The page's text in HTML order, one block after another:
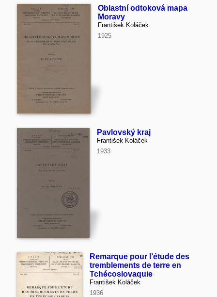
Oblastní odtoková mapa
Moravy
František Koláček
1925
Pavlovský kraj
František Koláček
1933
Remarque pour l’étude des
tremblements de terre en
Tchécoslovaquie
František Koláček
1936